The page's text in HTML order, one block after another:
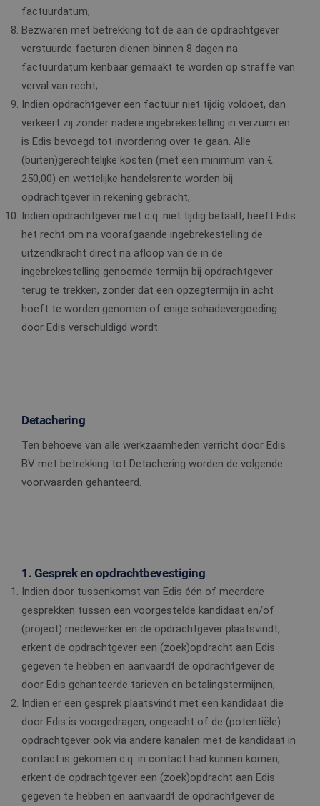
factuurdatum;
Bezwaren met betrekking tot de aan de opdrachtgever
verstuurde facturen dienen binnen 8 dagen na
factuurdatum kenbaar gemaakt te worden op straffe van
verval van recht;
Indien opdrachtgever een factuur niet tijdig voldoet, dan
verkeert zij zonder nadere ingebrekestelling in verzuim en
is Edis bevoegd tot invordering over te gaan. Alle
(buiten)gerechtelijke kosten (met een minimum van €
250,00) en wettelijke handelsrente worden bij
opdrachtgever in rekening gebracht;
Indien opdrachtgever niet c.q. niet tijdig betaalt, heeft Edis
het recht om na voorafgaande ingebrekestelling de
uitzendkracht direct na afloop van de in de
ingebrekestelling genoemde termijn bij opdrachtgever
terug te trekken, zonder dat een opzegtermijn in acht
hoeft te worden genomen of enige schadevergoeding
door Edis verschuldigd wordt.
Detachering
Ten behoeve van alle werkzaamheden verricht door Edis
BV met betrekking tot Detachering worden de volgende
voorwaarden gehanteerd.
1. Gesprek en opdrachtbevestiging
Indien door tussenkomst van Edis één of meerdere
gesprekken tussen een voorgestelde kandidaat en/of
(project) medewerker en de opdrachtgever plaatsvindt,
erkent de opdrachtgever een (zoek)opdracht aan Edis
gegeven te hebben en aanvaardt de opdrachtgever de
door Edis gehanteerde tarieven en betalingstermijnen;
Indien er een gesprek plaatsvindt met een kandidaat die
door Edis is voorgedragen, ongeacht of de (potentiële)
opdrachtgever ook via andere kanalen met de kandidaat in
contact is gekomen c.q. in contact had kunnen komen,
erkent de opdrachtgever een (zoek)opdracht aan Edis
gegeven te hebben en aanvaardt de opdrachtgever de